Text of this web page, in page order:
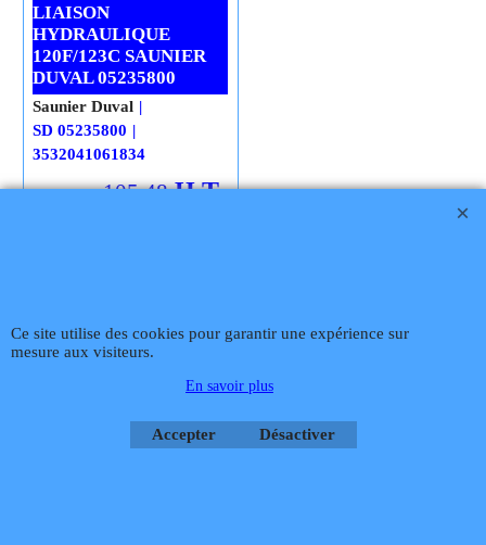
LIAISON
HYDRAULIQUE
120F/123C SAUNIER
DUVAL 05235800
€ 117.20 €105.48 H.T.
Saunier Duval
SD 05235800
3532041061834
Cliquez ici
Téléphone02 99 868 868Fax 02 99 868 869Contact mail
hébergé par Infomaniak Webmaster Jean-Paul GUY
Ce site utilise des cookies pour garantir une expérience sur
mesure aux visiteurs.
En savoir plus
Accepter Désactiver